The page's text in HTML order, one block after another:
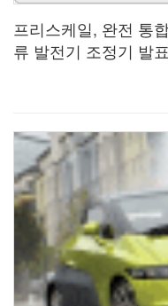
프리스케일, 완전 통
류 발전기 조정기 발표